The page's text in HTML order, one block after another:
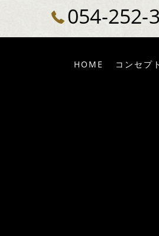
054-252-
HOME コンセプト